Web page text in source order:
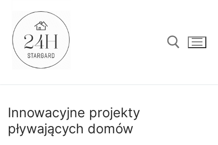
treści
Innowacyjne projekty
pływających domów